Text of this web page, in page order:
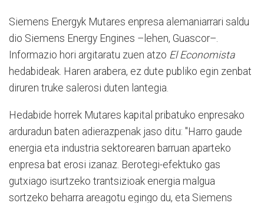
Siemens Energyk Mutares enpresa alemaniarrari saldu
dio Siemens Energy Engines –lehen, Guascor–.
Informazio hori argitaratu zuen atzo El Economista
hedabideak. Haren arabera, ez dute publiko egin zenbat
diruren truke salerosi duten lantegia.
Hedabide horrek Mutares kapital pribatuko enpresako
arduradun baten adierazpenak jaso ditu: "Harro gaude
energia eta industria sektorearen barruan aparteko
enpresa bat erosi izanaz. Berotegi-efektuko gas
gutxiago isurtzeko trantsizioak energia malgua
sortzeko beharra areagotu egingo du, eta Siemens